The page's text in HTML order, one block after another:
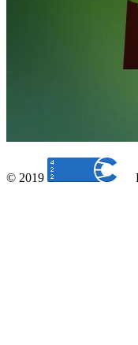
© 2019